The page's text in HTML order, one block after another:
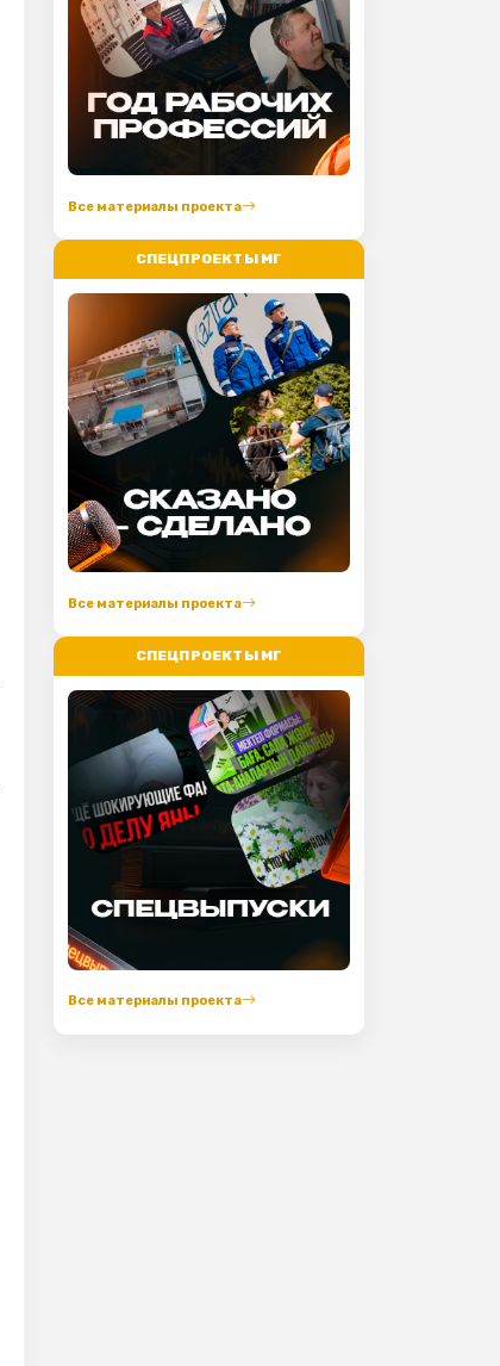
Все материалы проекта
СПЕЦПРОЕКТЫ МГ
Все материалы проекта
СПЕЦПРОЕКТЫ МГ
Все материалы проекта